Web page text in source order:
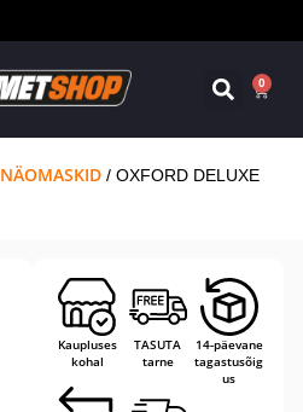
0
NÄOMASKID / OXFORD DELUXE
Kaupluses
kohal
TASUTA
tarne
14-päevane
tagastusõig
us